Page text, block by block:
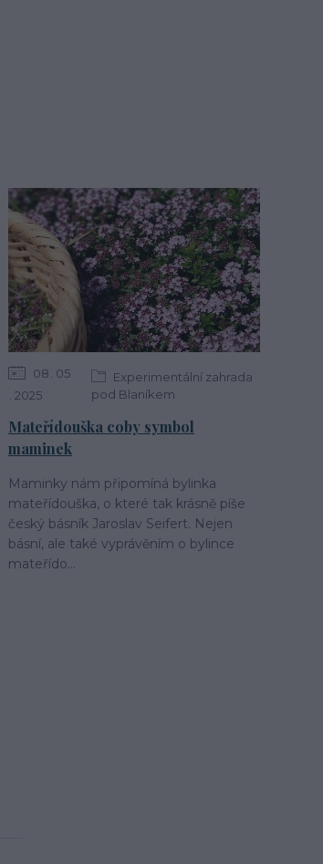
08 05
2025
Experimentální zahrada
pod Blaníkem
Mateřídouška coby symbol
maminek
Maminky nám připomíná bylinka
mateřídouška, o které tak krásně píše
český básník Jaroslav Seifert. Nejen
básní, ale také vyprávěním o bylince
mateřído...